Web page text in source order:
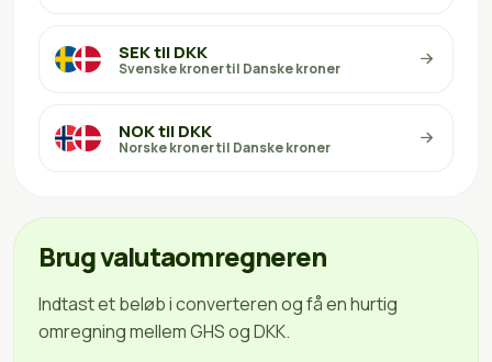
SEK til DKK
Svenske kroner til Danske kroner
NOK til DKK
Norske kroner til Danske kroner
Brug valutaomregneren
Indtast et beløb i converteren og få en hurtig
omregning mellem GHS og DKK.